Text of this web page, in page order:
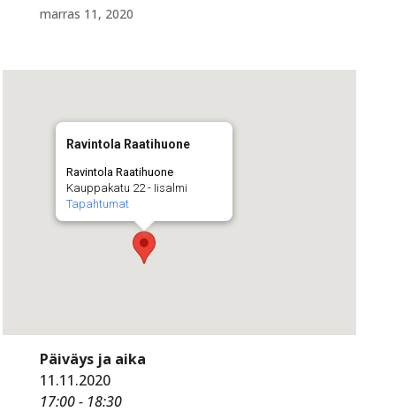
marras 11, 2020
Ravintola Raatihuone
Ravintola Raatihuone
Kauppakatu 22 - Iisalmi
Tapahtumat
Päiväys ja aika
11.11.2020
17:00 - 18:30